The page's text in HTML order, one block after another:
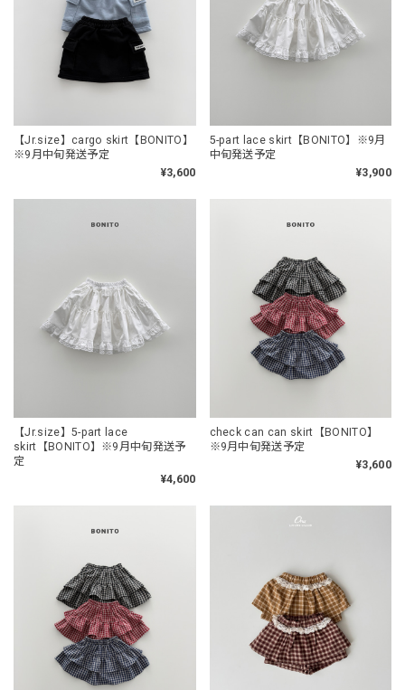
【Jr.size】cargo skirt【BONITO】
※9月中旬発送予定
¥3,600
5-part lace skirt【BONITO】※9月
中旬発送予定
¥3,900
【Jr.size】5-part lace
skirt【BONITO】※9月中旬発送予
定
¥4,600
check can can skirt【BONITO】
※9月中旬発送予定
¥3,600